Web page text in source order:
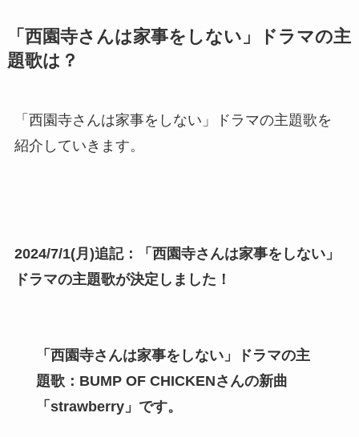
「西園寺さんは家事をしない」ドラマの主
題歌は？
「西園寺さんは家事をしない」ドラマの主題歌を
紹介していきます。
2024/7/1(月)追記：「西園寺さんは家事をしない」
ドラマの主題歌が決定しました！
「西園寺さんは家事をしない」ドラマの主
題歌： BUMP OF CHICKENさんの新曲
「strawberry」 です。